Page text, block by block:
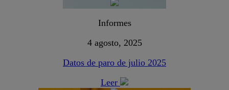
Informes
4 agosto, 2025
Datos de paro de julio 2025
Leer